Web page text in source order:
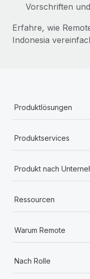
Vorschriften
Erfahre, wie
Indonesia
Produktlösungen
Produktservices
Produkt nach
Ressourcen
Warum Remote
Nach Rolle